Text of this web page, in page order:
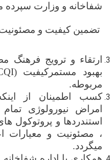
شفاخانه و وزارت سپرده
تضمین کیفیت و
ارتقاء و ترویج فرهنگ
بهبود مستمرکیفیت
مربوطه.
کسب اطمینان از
امراض نیورولوژی
استندردها و پروتوکول‌
، مصئونیت و معیارات
میگردد.